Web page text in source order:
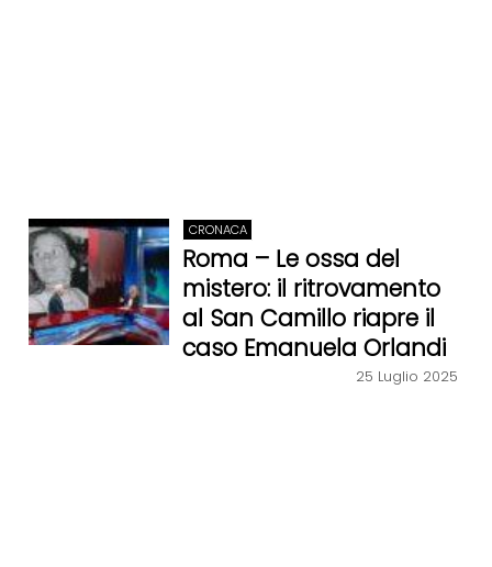
CRONACA
Roma – Le ossa del
mistero: il ritrovamento
al San Camillo riapre il
caso Emanuela Orlandi
25 Luglio 2025